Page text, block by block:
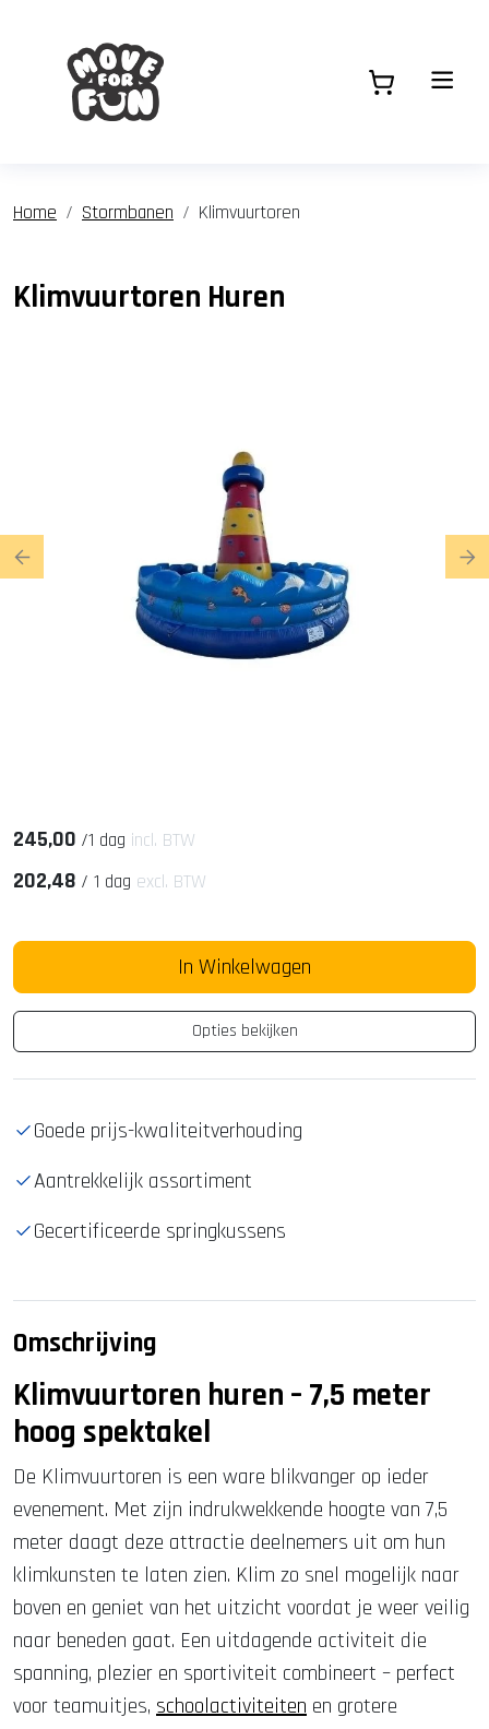
Home Stormbanen Klimvuurtoren
Klimvuurtoren Huren
Previous
245,00 /1 dag incl. BTW
202,48 / 1 dag excl. BTW
In Winkelwagen
Opties bekijken
Goede prijs-kwaliteitverhouding
Aantrekkelijk assortiment
Gecertificeerde springkussens
Omschrijving
Klimvuurtoren huren – 7,5 meter
hoog spektakel
De Klimvuurtoren is een ware blikvanger op ieder
evenement. Met zijn indrukwekkende hoogte van 7,5
meter daagt deze attractie deelnemers uit om hun
klimkunsten te laten zien. Klim zo snel mogelijk naar
boven en geniet van het uitzicht voordat je weer veilig
naar beneden gaat. Een uitdagende activiteit die
spanning, plezier en sportiviteit combineert – perfect
voor teamuitjes, schoolactiviteiten en grotere